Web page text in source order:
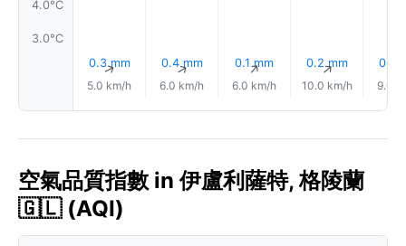
4.0°C
3.0°C
0.3 mm
↑
5.0 km/h
0.4 mm
↑
6.0 km/h
0.1 mm
↑
6.0 km/h
0.2 mm
↑
10.0 km/h
0.3
9.0
空氣品質指數 in 伊盧利薩特, 格陵蘭
🇬🇱 (AQI)